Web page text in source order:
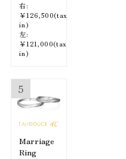
右:
￥126,500(tax
in)
左:
￥121,000(tax
in)
5
Marriage
Ring